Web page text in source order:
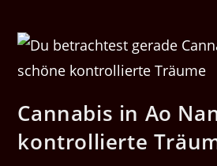
Cannabis in Ao
kontrollierte